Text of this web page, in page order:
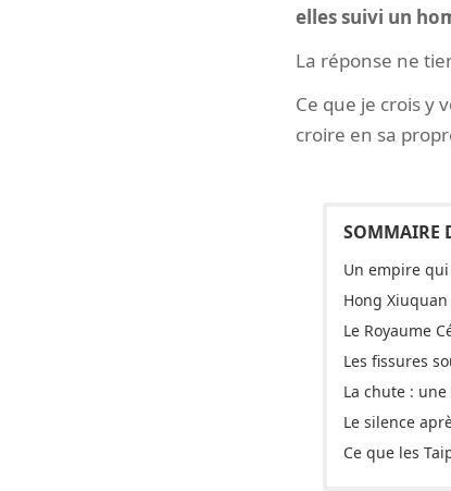
elles suivi un
La réponse ne
Ce que je crois y
croire en sa
Un empire
Hong
Le Royaume
Les fissures
La chute :
Le silence
Ce que les